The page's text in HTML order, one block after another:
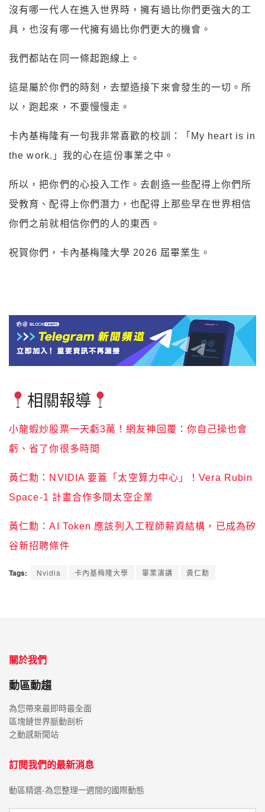
沒有哪一代人在進入世界時，擁有過比你們更強大的工
具，也沒有哪一代擁有過比你們更大的機會。
我們都站在同一條起跑線上。
這是屬於你們的時刻，去塑造接下來會發生的一切。所
以，跑起來，不要慢慢走。
卡內基梅隆有一句我非常喜歡的校訓：「My heart is in
the work.」我的心在這份事業之中。
所以，把你們的心投入工作。去創造一些配得上你們所
受教育、配得上你們潛力，也配得上那些早在世界相信
你們之前就相信你們的人的東西。
祝賀你們，卡內基梅隆大學 2026 屆畢業生。
相關報導
小龍蝦炒股票一天虧3萬！網友神回覆：你自己操也會
虧、省了你很多時間
黃仁勳：NVIDIA 要蓋「太空算力中心」！Vera Rubin
Space-1 計畫合作多間太空企業
黃仁勳：AI Token 應該列入工程師薪資結構，已成為矽
谷新招聘條件
Tags: Nvidia 卡內基梅隆大學 畢業演講 黃仁勳
關於我們
動區動趨
為您帶來最即時最全面
區塊鏈世界脈動剖析
之動感新聞站
訂閱我們的最新消息
動區精選-為您整理一週間的國際動態